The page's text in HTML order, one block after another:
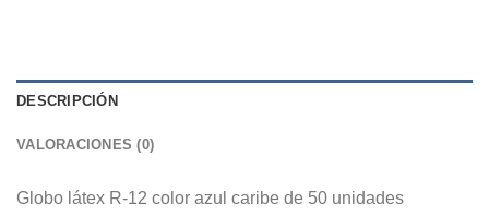
DESCRIPCIÓN
VALORACIONES (0)
Globo látex R-12 color azul caribe de 50 unidades